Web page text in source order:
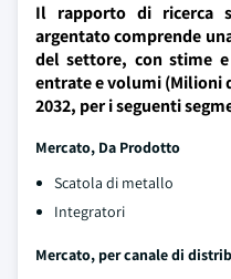
Il rapporto di ricerca
argentato comprende
del settore, con stime
entrate e volumi (Milioni
2032, per i seguenti
Mercato, Da Prodotto
Scatola di metallo
Integratori
Mercato, per canale di